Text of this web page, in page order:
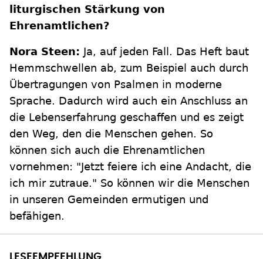
liturgischen Stärkung von
Ehrenamtlichen?
Nora Steen: Ja, auf jeden Fall. Das Heft baut
Hemmschwellen ab, zum Beispiel auch durch
Übertragungen von Psalmen in moderne
Sprache. Dadurch wird auch ein Anschluss an
die Lebenserfahrung geschaffen und es zeigt
den Weg, den die Menschen gehen. So
können sich auch die Ehrenamtlichen
vornehmen: "Jetzt feiere ich eine Andacht, die
ich mir zutraue." So können wir die Menschen
in unseren Gemeinden ermutigen und
befähigen.